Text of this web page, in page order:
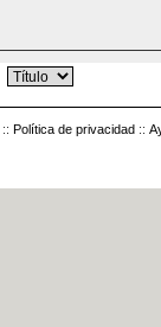
:: Política de privacidad ::